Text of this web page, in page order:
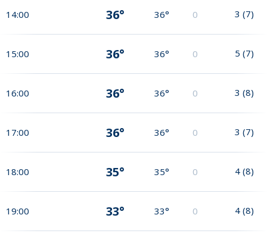
14:00 36° 36° 0 3 (7)
15:00 36° 36° 0 5 (7)
16:00 36° 36° 0 3 (8)
17:00 36° 36° 0 3 (7)
18:00 35° 35° 0 4 (8)
19:00 33° 33° 0 4 (8)